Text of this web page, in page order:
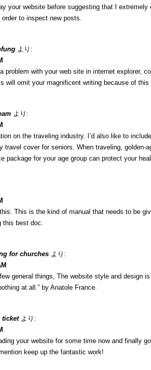
your website before suggesting that I
to inspect new posts.
より:
problem with your web site in internet explorer,
will omit your magnificent writing because of this
より:
on the traveling industry. I’d also like to
travel cover for seniors. When traveling, golden-
package for your age group can protect your
This is the kind of manual that needs to be
this best doc.
for churches より:
general things, The website style and design
at all.” by Anatole France.
ticket より:
your website for some time now and finally
keep up the fantastic work!